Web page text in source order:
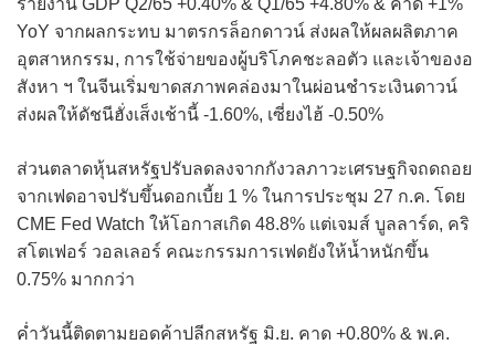
YoY จากผลกระทบ มาตรกรล็อกดาวน์ ส่งผลให้ผลผลิตภาค
อุตสาหกรรม, การใช้จ่ายของผู้บริโภคชะลอตัว และเจ้าของอ
สังหา ฯ ในจีนเริ่มขาดสภาพคล่องมาในผ่อนชำระเงินดาวน์
ส่งผลให้ดัชนีฮั่งเส็งเช้านี้ -1.60%, เซี่ยงไฮ้ -0.50%
ส่วนตลาดหุ้นสหรัฐปรับลดลงจากกังวลภาวะเศรษฐกิจถดถอย
จากเฟดอาจปรับขึ้นดอกเบี้ย 1 % ในการประชุม 27 ก.ค. โดย
CME Fed Watch ให้โอกาสเกิด 48.8% แต่เจมส์ บูลลาร์ด, คริ
สโตเฟอร์ วอลเลอร์ คณะกรรมการเฟดยังให้น้ำหนักขึ้น
0.75% มากกว่า
ค่ำวันนี้ติดตามยอดค้าปลีกสหรัฐ มิ.ย. คาด +0.80% & พ.ค.